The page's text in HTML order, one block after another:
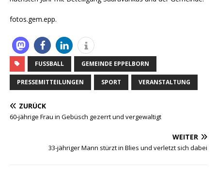
fotos.gem.epp.
FUSSBALL GEMEINDE EPPELBORN
PRESSEMITTEILUNGEN SPORT VERANSTALTUNG
ZURÜCK
60-jährige Frau in Gebüsch gezerrt und vergewaltigt
WEITER
33-jähriger Mann stürzt in Blies und verletzt sich dabei